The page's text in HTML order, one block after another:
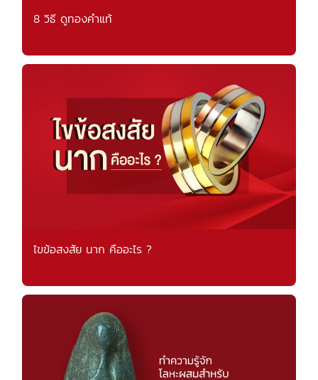
8 วิธี ดูทองคำแท้
ไขข้อสงสัย นาก คืออะไร ?